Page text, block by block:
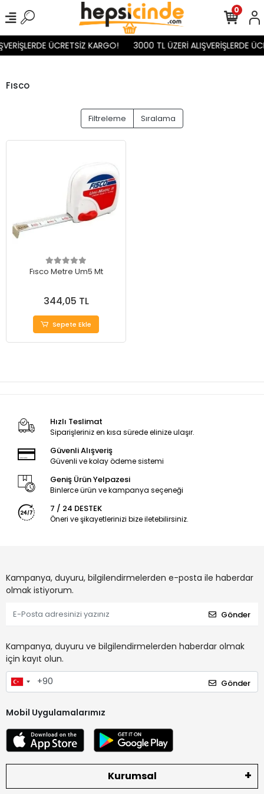
ÜCRETSİZ KARGO! 3000 TL ÜZERİ ALIŞVERİŞLERDE
0
Fısco
Filtreleme Sıralama
Fısco Metre Um5 Mt
344,05 TL
Sepete Ekle
Hızlı Teslimat
Siparişleriniz en kısa sürede elinize ulaşır.
Güvenli Alışveriş
Güvenli ve kolay ödeme sistemi
Geniş Ürün Yelpazesi
Binlerce ürün ve kampanya seçeneği
7 / 24 DESTEK
Öneri ve şikayetlerinizi bize iletebilirsiniz.
Kampanya, duyuru, bilgilendirmelerden e-posta ile haberdar
olmak istiyorum.
Gönder
Kampanya, duyuru ve bilgilendirmelerden haberdar olmak
için kayıt olun.
Gönder
Mobil Uygulamalarımız
Kurumsal